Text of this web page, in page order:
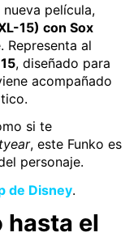
película,
15) con Sox
Representa al
, diseñado para
acompañado
si te
, este Funko es
personaje.
de Disney.
hasta el